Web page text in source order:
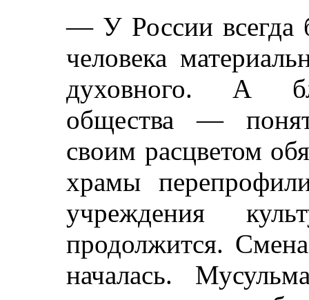
— У России всегда
человека
духовного. А
общества —
своим расцветом
храмы
учреждения
продолжится.
началась.